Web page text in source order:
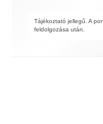
Tájékoztató jellegű. A
feldolgozása után.